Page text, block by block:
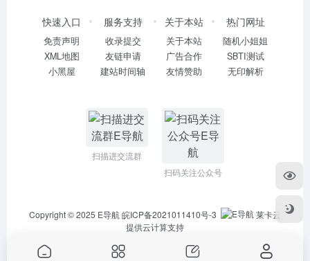
快速入口
免责声明
XML地图
小黑屋
服务支持
收录提交
友链申请
建站时间轴
关于本站
关于本站
广告合作
友情赞助
热门网址
随机小姐姐
SBTI测试
无印解析
扫描进交流群
扫码关注公众号
Copyright © 2025 E导航皖ICP备2021011410号-3
莱卡云
提供云计算支持